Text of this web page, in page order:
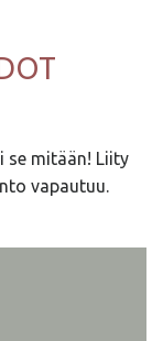
se mitään! Liity
vapautuu.